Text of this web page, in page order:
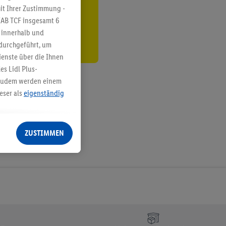
Ihrer Zustimmung -
TCF insgesamt 6
und
um
über die Ihnen
Lidl Plus-
werden einem
als eigenständig
Lidl-Dienste, Ihr
- sowie Ihre
Speichern von
Leistungs-/
technischen
bestehendes Lidl
ZUSTIMMEN